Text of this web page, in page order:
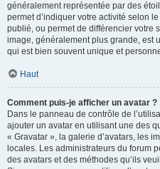
généralement représentée par des
permet d’indiquer votre activité selon
publié, ou permet de différencier votre
image, généralement plus grande, est
qui est bien souvent unique et
Haut
Comment puis-je afficher un avatar ?
Dans le panneau de contrôle de
ajouter un avatar en utilisant une des
« Gravatar », la galerie d’avatars, les
locales. Les administrateurs du forum
des avatars et des méthodes qu’ils